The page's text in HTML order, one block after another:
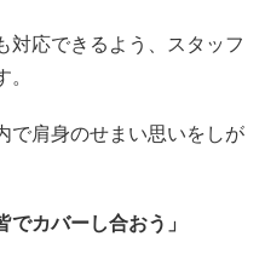
対応できるよう、スタッフ
で肩身のせまい思いをしが
でカバーし合おう」